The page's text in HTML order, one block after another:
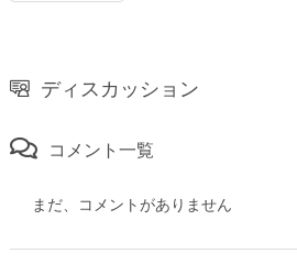
ディスカッション
コメント一覧
まだ、コメントがありません